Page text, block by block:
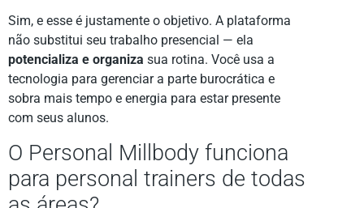
Sim, e esse é justamente o objetivo. A plataforma
não substitui seu trabalho presencial — ela
potencializa e organiza sua rotina. Você usa a
tecnologia para gerenciar a parte burocrática e
sobra mais tempo e energia para estar presente
com seus alunos.
O Personal Millbody funciona
para personal trainers de todas